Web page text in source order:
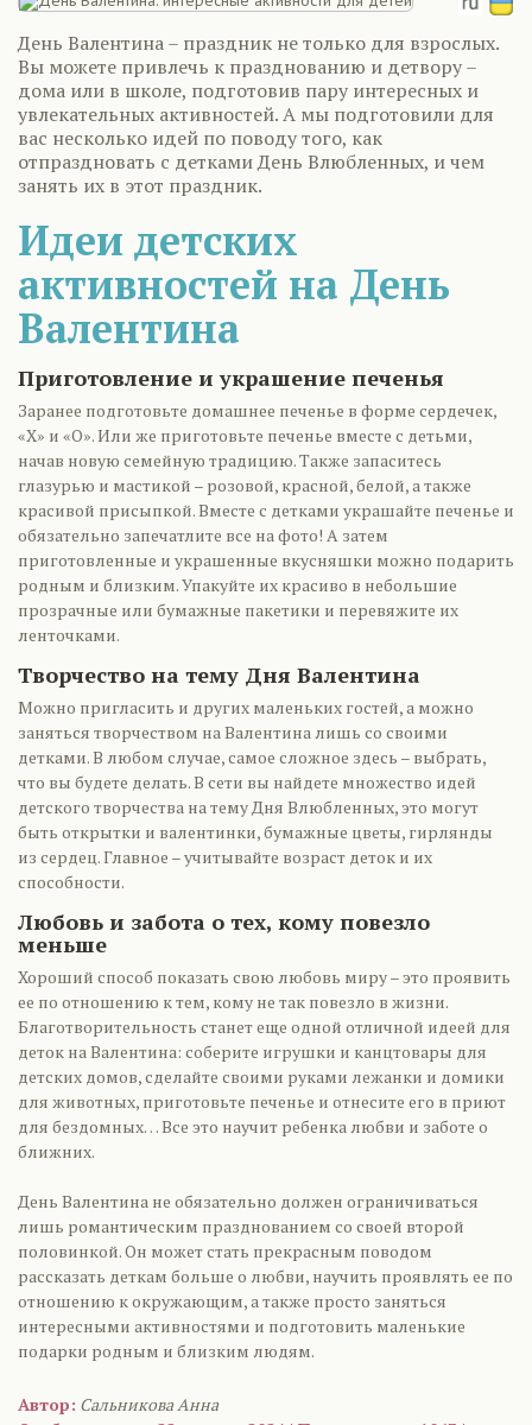
День Валентина – праздник не только для взрослых.
Вы можете привлечь к празднованию и детвору –
дома или в школе, подготовив пару интересных и
увлекательных активностей. А мы подготовили для
вас несколько идей по поводу того, как
отпраздновать с детками День Влюбленных, и чем
занять их в этот праздник.
Идеи детских
активностей на День
Валентина
Приготовление и украшение печенья
Заранее подготовьте домашнее печенье в форме сердечек,
«Х» и «О». Или же приготовьте печенье вместе с детьми,
начав новую семейную традицию. Также запаситесь
глазурью и мастикой – розовой, красной, белой, а также
красивой присыпкой. Вместе с детками украшайте печенье и
обязательно запечатлите все на фото! А затем
приготовленные и украшенные вкусняшки можно подарить
родным и близким. Упакуйте их красиво в небольшие
прозрачные или бумажные пакетики и перевяжите их
ленточками.
Творчество на тему Дня Валентина
Можно пригласить и других маленьких гостей, а можно
заняться творчеством на Валентина лишь со своими
детками. В любом случае, самое сложное здесь – выбрать,
что вы будете делать. В сети вы найдете множество идей
детского творчества на тему Дня Влюбленных, это могут
быть открытки и валентинки, бумажные цветы, гирлянды
из сердец. Главное – учитывайте возраст деток и их
способности.
Любовь и забота о тех, кому повезло
меньше
Хороший способ показать свою любовь миру – это проявить
ее по отношению к тем, кому не так повезло в жизни.
Благотворительность станет еще одной отличной идеей для
деток на Валентина: соберите игрушки и канцтовары для
детских домов, сделайте своими руками лежанки и домики
для животных, приготовьте печенье и отнесите его в приют
для бездомных… Все это научит ребенка любви и заботе о
ближних.
День Валентина не обязательно должен ограничиваться
лишь романтическим празднованием со своей второй
половинкой. Он может стать прекрасным поводом
рассказать деткам больше о любви, научить проявлять ее по
отношению к окружающим, а также просто заняться
интересными активностями и подготовить маленькие
подарки родным и близким людям.
Автор: Сальникова Анна